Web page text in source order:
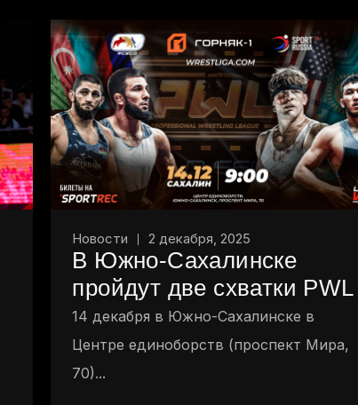
Новости 2 декабря, 2025
В Южно-Сахалинске
пройдут две схватки PWL
14 декабря в Южно-Сахалинске в
Центре единоборств (проспект Мира,
70)...